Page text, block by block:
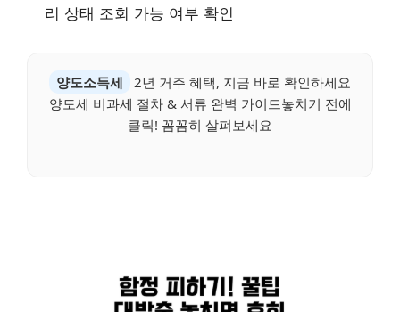
리 상태 조회 가능 여부 확인
양도소득세
2년 거주 혜택, 지금 바로 확인하세요
양도세 비과세 절차 & 서류 완벽 가이드놓치기 전에
클릭! 꼼꼼히 살펴보세요